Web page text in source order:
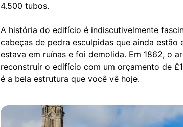
4.500 tubos.
A história do edifício é indiscutivelmente
cabeças de pedra esculpidas que ainda
estava em ruínas e foi demolida. Em 1862, o
reconstruir o edifício com um orçamento de
é a bela estrutura que você vê hoje.